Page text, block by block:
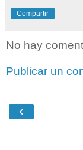
Compartir
No hay
Publicar un
‹